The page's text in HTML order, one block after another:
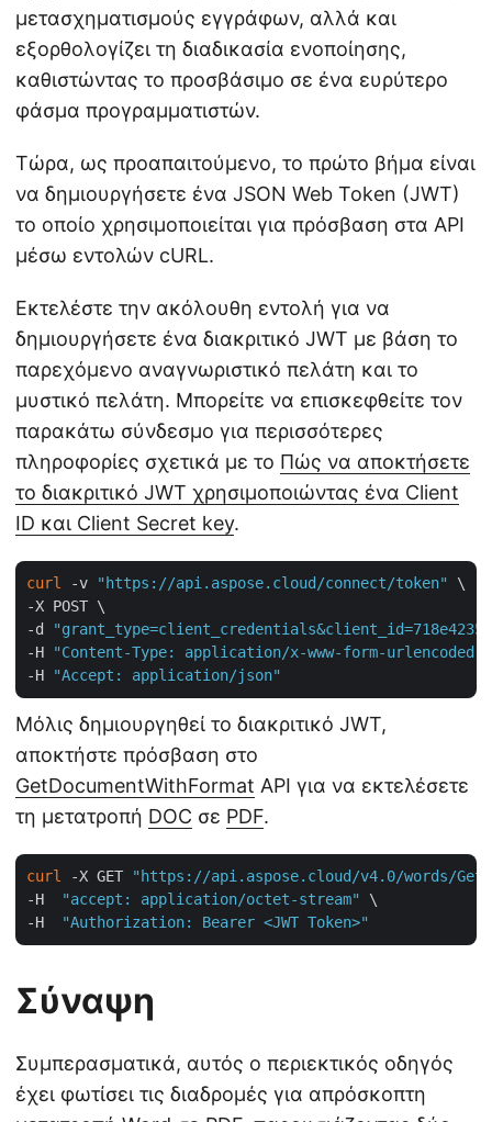
μετασχηματισμούς εγγράφων, αλλά και
εξορθολογίζει τη διαδικασία ενοποίησης,
καθιστώντας το προσβάσιμο σε ένα ευρύτερο
φάσμα προγραμματιστών.
Τώρα, ως προαπαιτούμενο, το πρώτο βήμα είναι
να δημιουργήσετε ένα JSON Web Token (JWT)
το οποίο χρησιμοποιείται για πρόσβαση στα API
μέσω εντολών cURL.
Εκτελέστε την ακόλουθη εντολή για να
δημιουργήσετε ένα διακριτικό JWT με βάση το
παρεχόμενο αναγνωριστικό πελάτη και το
μυστικό πελάτη. Μπορείτε να επισκεφθείτε τον
παρακάτω σύνδεσμο για περισσότερες
πληροφορίες σχετικά με το Πώς να αποκτήσετε
το διακριτικό JWT χρησιμοποιώντας ένα Client
ID και Client Secret key.
curl -v "https://api.aspose.cloud/connect/token"
\
-X POST \
-d
"grant_type=client_credentials&client_id=718e4235-
-H
"Content-Type: application/x-www-form-urlencoded"
-H
"Accept: application/json"
Μόλις δημιουργηθεί το διακριτικό JWT,
αποκτήστε πρόσβαση στο
GetDocumentWithFormat API για να εκτελέσετε
τη μετατροπή DOC σε PDF.
curl -X GET
"https://api.aspose.cloud/v4.0/words/
-H
"accept: application/octet-stream"
\
-H
"Authorization: Bearer <JWT Token>"
Σύναψη
Συμπερασματικά, αυτός ο περιεκτικός οδηγός
έχει φωτίσει τις διαδρομές για απρόσκοπτη